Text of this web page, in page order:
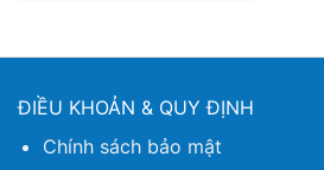
ĐIỀU KHOẢN & QUY ĐỊNH
Chính sách bảo mật